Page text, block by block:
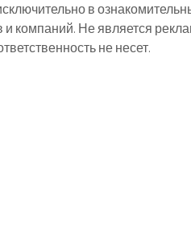
в
и компаний. Не является
не несет.